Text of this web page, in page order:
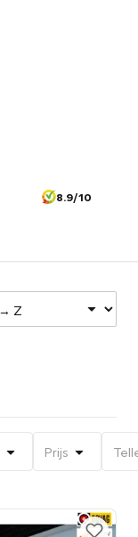
8.9/10
Prijs